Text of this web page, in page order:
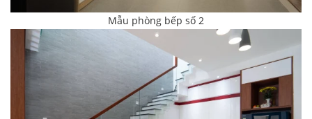
Mẫu phòng bếp số 2